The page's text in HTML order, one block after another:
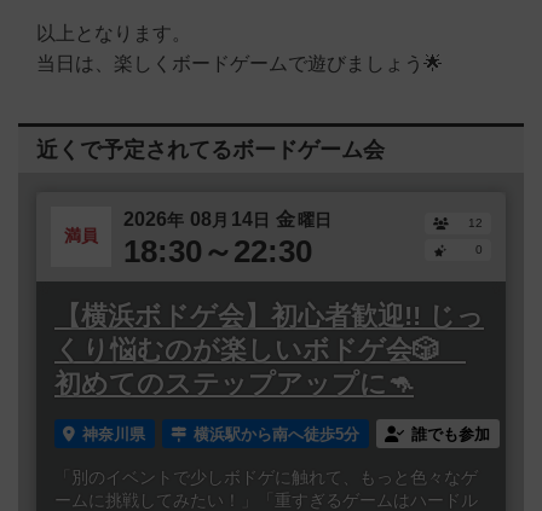
以上となります。
当日は、楽しくボードゲームで遊びましょう🌟
近くで予定されてるボードゲーム会
満員
2026年 08 月 14日 金曜日
18:30～22:30
12
0
【横浜ボドゲ会】初心者歓迎!! じっ
くり悩むのが楽しいボドゲ会🎲
初めてのステップアップに🦘
神奈川県 横浜駅から南へ徒歩5分 誰でも参加
「別のイベントで少しボドゲに触れて、もっと色々なゲ
ームに挑戦してみたい！」「重すぎるゲームはハードル